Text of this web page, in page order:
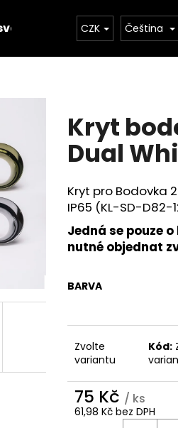
Kalkulačka
CZK Čeština
Kryt
Dual
Kryt pro Bodovka
IP65 (KL-SD-D82-
Jedná se pouze
nutné objednat
BARVA
Zvolte
variantu
Kód:
75 Kč / ks
61,98 Kč bez DPH